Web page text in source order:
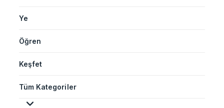
Ye
Öğren
Keşfet
Tüm Kategoriler